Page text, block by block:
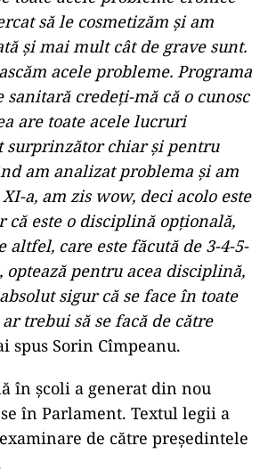
este predat în mod
Rusiei la ONU, Vasili
Președintele României este
Iohannis!
încercăm să mascăm
evidente, că, am văzut, a
le-a pus în lumina
toate acele probleme cronice
să le cosmetizăm şi am
şi mai mult cât de grave sunt.
acele probleme. Programa
credeţi-mă că o cunosc
are toate acele lucruri
surprinzător chiar şi pentru
am analizat problema şi am
a, am zis wow, deci acolo este